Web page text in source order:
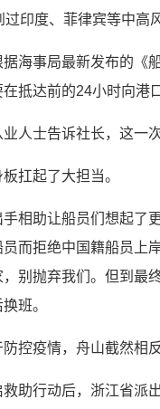
过印度、菲律宾等中高
据海事局最新发布的《
抵达前的24小时向港
人士告诉社长，这一
扛起了大担当。
手相助让船员们想起了
员而拒绝中国籍船员上
别抛弃我们。但到最
班。
控疫情，舟山截然相
助行动后，浙江省派